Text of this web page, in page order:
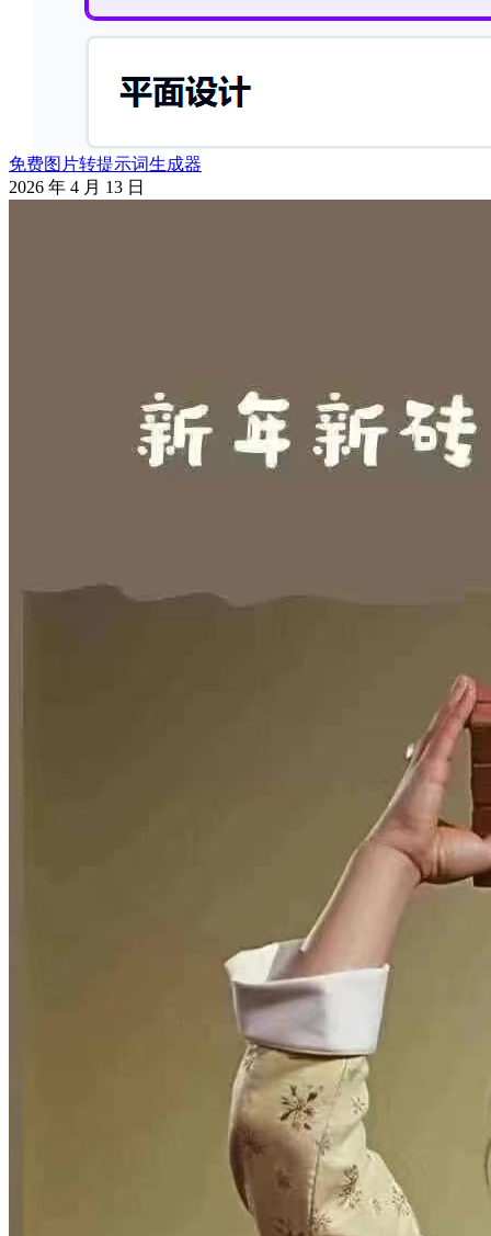
免费图片转提示词生成器
2026 年 4 月 13 日